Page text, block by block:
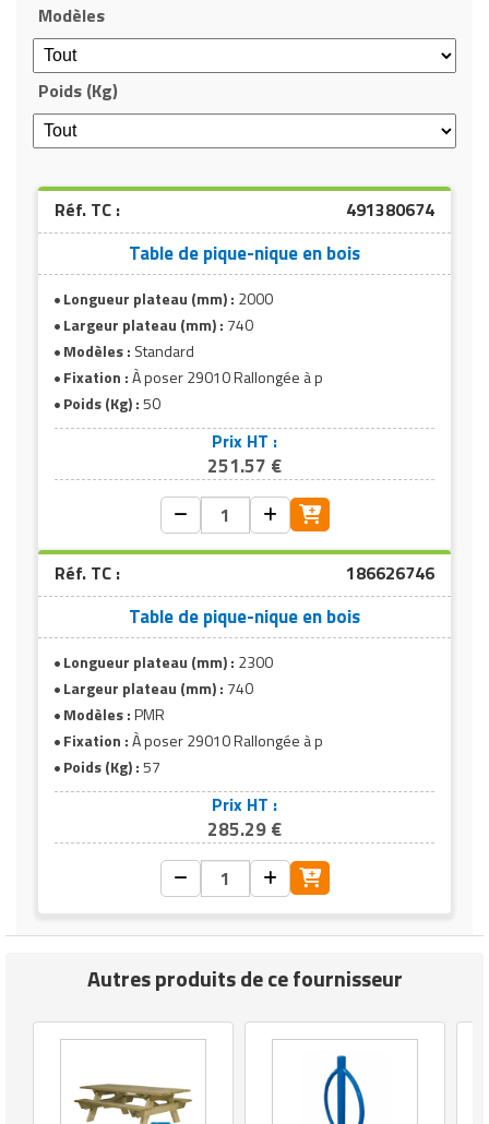
Longueur du
plateau
modèle PMR
(cm)
230 cm
Longueur de
modèle PMR
(cm)
200 cm
Type de
livraison
Livrée pré-montée avec plateau de table
et banc déjà montés
Type de
visserie
Double visserie traversante sur les pieds,
visserie zinguée
Mode
d’installation
À poser, possibilité de la fixer au sol (nous
consulter)
Accessibilité
réduite
Plateau rallongé aux 2 extrémités
permettant l’accès de 2 fauteuils
d'utilisation et
cibles
Aires de repos extérieures, terrasses
collectives, espaces publics de plein air,
médico-sociaux
Modèles
Poids (Kg)
Réf. TC : 491380674
Table de pique-nique en bois
Longueur plateau (mm) : 2000
Largeur plateau (mm) : 740
Modèles : Standard
Fixation :À poser 29010 Rallongée à p
Poids (Kg) :50
Prix HT :
251.57 €
Réf. TC : 186626746
Table de pique-nique en bois
Longueur plateau (mm) : 2300
Largeur plateau (mm) : 740
Modèles :PMR
Fixation :À poser 29010 Rallongée à p
Poids (Kg) :57
Prix HT :
285.29 €
Autres produits de ce fournisseur